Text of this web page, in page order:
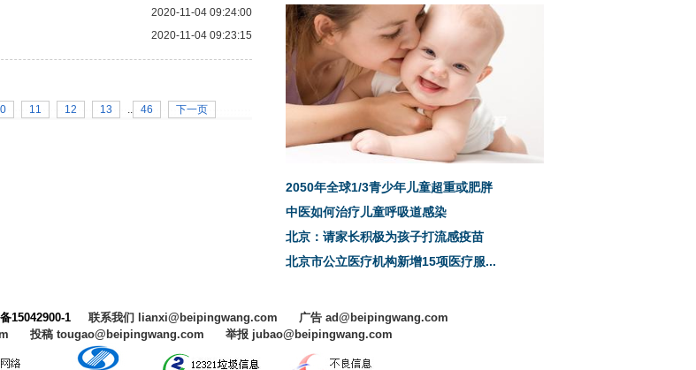
2020-11-04 09:24:00
2020-11-04 09:23:15
11 12 13 .. 46 下一页
2050年全球1/3青少年儿童超重或肥胖
中医如何治疗儿童呼吸道感染
北京：请家长积极为孩子打流感疫苗
北京市公立医疗机构新增15项医疗服...
15042900-1联系我们 lianxi@beipingwang.com 广告 ad@beipingwang.com
投稿 tougao@beipingwang.com 举报 jubao@beipingwang.com